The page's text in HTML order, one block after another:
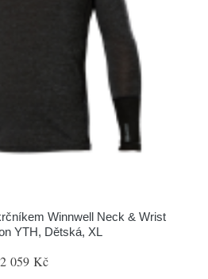
Winnwell Neck & Wrist
YTH, Dětská, XL
2 059 Kč